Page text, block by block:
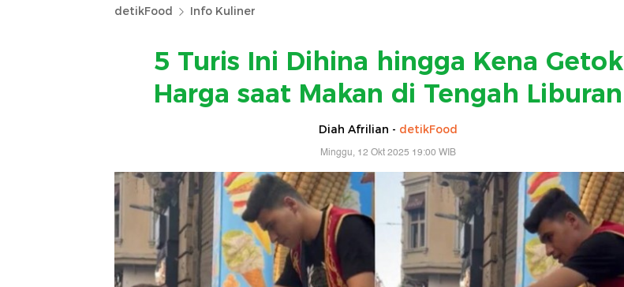
detikFood Info Kuliner
5 Turis Ini Dihina hingga Kena Getok
Harga saat Makan di Tengah Liburan
Diah Afrilian - detikFood
Minggu, 12 Okt 2025 19:00 WIB